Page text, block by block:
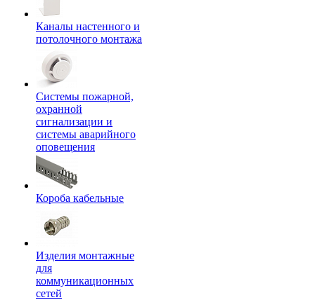
Каналы настенного и
потолочного монтажа
Системы пожарной,
охранной
сигнализации и
системы аварийного
оповещения
Короба кабельные
Изделия монтажные
для
коммуникационных
сетей